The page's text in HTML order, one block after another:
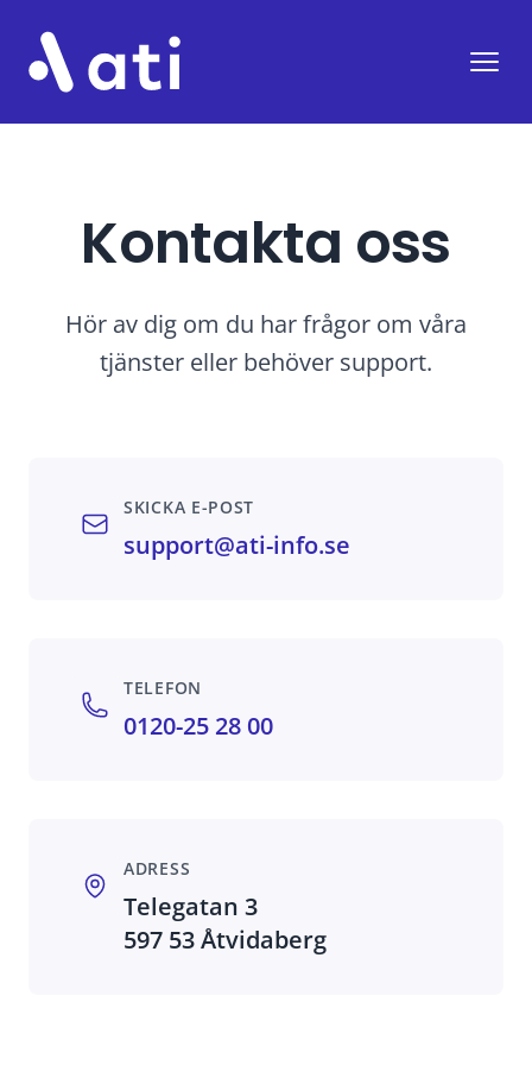
ATI
Kontakta oss
Hör av dig om du har frågor om våra
tjänster eller behöver support.
SKICKA E-POST
support@ati-info.se
TELEFON
0120-25 28 00
ADRESS
Telegatan 3
597 53 Åtvidaberg